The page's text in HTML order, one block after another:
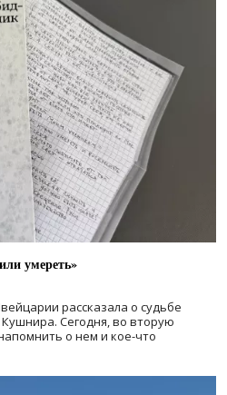
умереть»
рассказала о судьбе
Сегодня, во вторую
о нем и кое-что